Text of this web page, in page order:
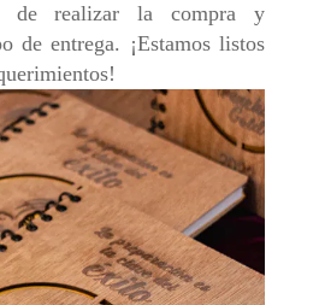
de realizar la compra y
de entrega. ¡Estamos listos